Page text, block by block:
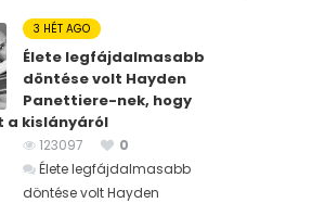
3 HÉT AGO
Élete legfájdalmasabb
döntése volt Hayden
Panettiere-nek, hogy
a kislányáról
123097
0
Élete legfájdalmasabb
döntése volt Hayden